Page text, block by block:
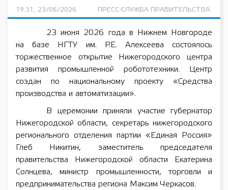
19:31, 23/06/2026 ПРЕСС-СЛУЖБА ПРАВИТЕЛЬСТВА
23 июня 2026 года в Нижнем Новгороде
на базе НГТУ им. Р.Е. Алексеева состоялось
торжественное открытие Нижегородского центра
развития промышленной робототехники. Центр
создан по национальному проекту «Средства
производства и автоматизации».
В церемонии приняли участие губернатор
Нижегородской области, секретарь нижегородского
регионального отделения партии «Единая Россия»
Глеб Никитин, заместитель председателя
правительства Нижегородской области Екатерина
Солнцева, министр промышленности, торговли и
предпринимательства региона Максим Черкасов.